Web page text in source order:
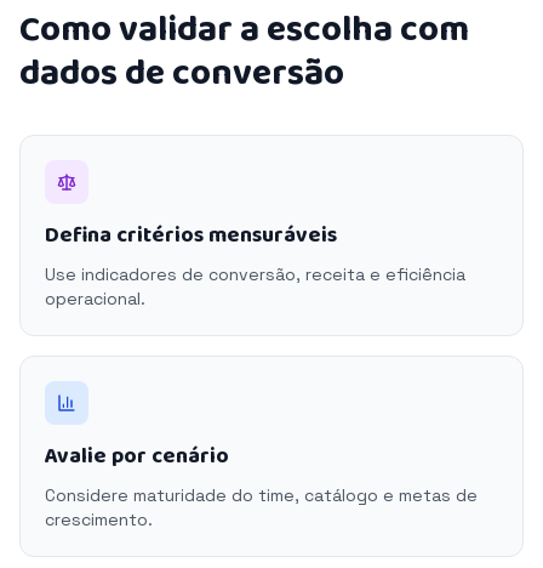
Como validar a escolha com
dados de conversão
Defina critérios mensuráveis
Use indicadores de conversão, receita e eficiência
operacional.
Avalie por cenário
Considere maturidade do time, catálogo e metas de
crescimento.